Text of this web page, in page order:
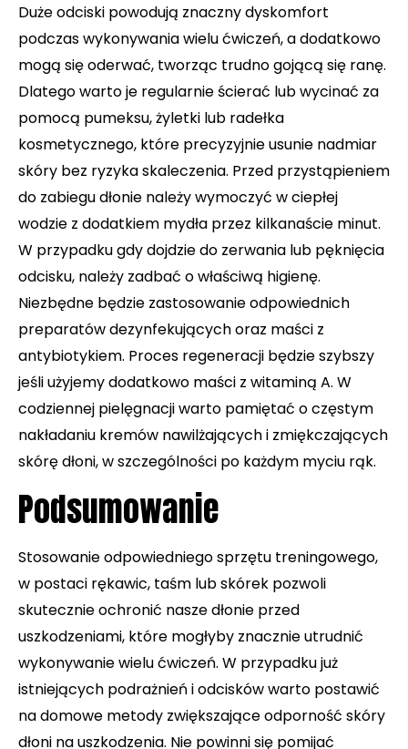
Duże odciski powodują znaczny dyskomfort
podczas wykonywania wielu ćwiczeń, a dodatkowo
mogą się oderwać, tworząc trudno gojącą się ranę.
Dlatego warto je regularnie ścierać lub wycinać za
pomocą pumeksu, żyletki lub radełka
kosmetycznego, które precyzyjnie usunie nadmiar
skóry bez ryzyka skaleczenia. Przed przystąpieniem
do zabiegu dłonie należy wymoczyć w ciepłej
wodzie z dodatkiem mydła przez kilkanaście minut.
W przypadku gdy dojdzie do zerwania lub pęknięcia
odcisku, należy zadbać o właściwą higienę.
Niezbędne będzie zastosowanie odpowiednich
preparatów dezynfekujących oraz maści z
antybiotykiem. Proces regeneracji będzie szybszy
jeśli użyjemy dodatkowo maści z witaminą A. W
codziennej pielęgnacji warto pamiętać o częstym
nakładaniu kremów nawilżających i zmiękczających
skórę dłoni, w szczególności po każdym myciu rąk.
Podsumowanie
Stosowanie odpowiedniego sprzętu treningowego,
w postaci rękawic, taśm lub skórek pozwoli
skutecznie ochronić nasze dłonie przed
uszkodzeniami, które mogłyby znacznie utrudnić
wykonywanie wielu ćwiczeń. W przypadku już
istniejących podrażnień i odcisków warto postawić
na domowe metody zwiększające odporność skóry
dłoni na uszkodzenia. Nie powinni się pomijać